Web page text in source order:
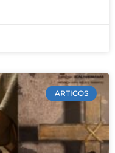
ARTIGOS